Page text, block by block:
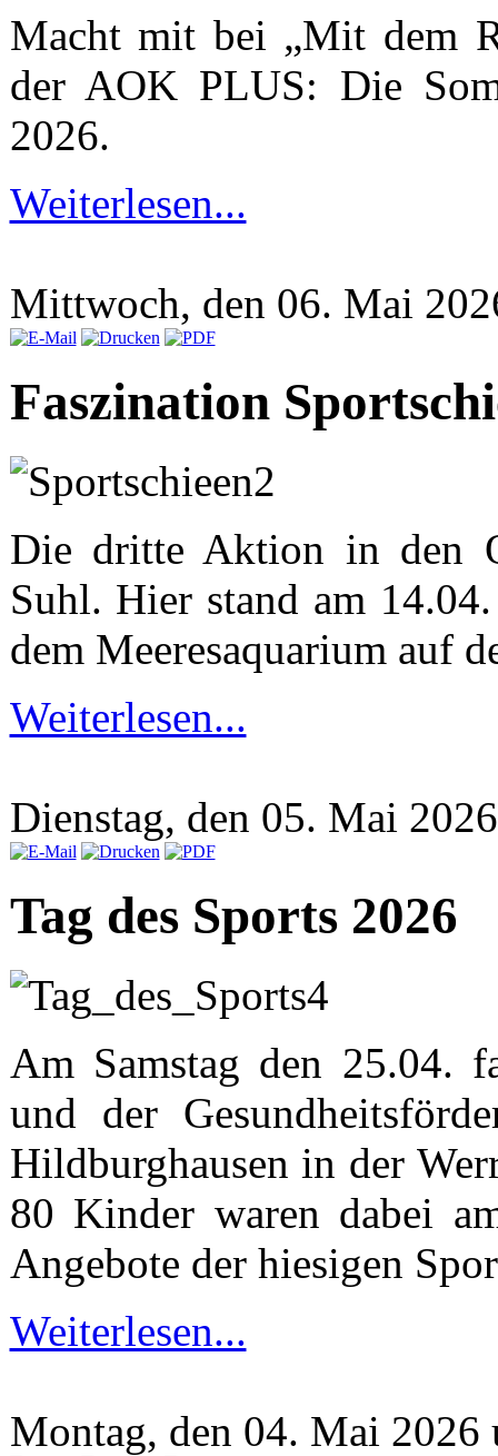
Macht mit bei „Mit dem
der AOK PLUS: Die
2026.
Weiterlesen...
Mittwoch, den 06. Mai
Faszination
Die dritte Aktion in den
Suhl. Hier stand am
dem Meeresaquarium auf
Weiterlesen...
Dienstag, den 05. Mai
Tag des Sports 2026
Am Samstag den 25.04.
und der
Hildburghausen in der
80 Kinder waren dabei
Angebote der hiesigen
Weiterlesen...
Montag, den 04. Mai